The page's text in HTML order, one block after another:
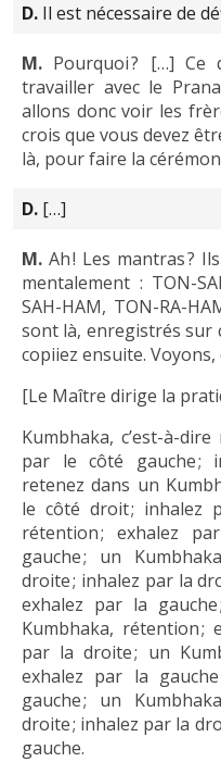
D. Il est nécessaire de
M. Pourquoi ? […] Ce
travailler avec le
allons donc voir les
crois que vous devez
là, pour faire la
D. […]
M. Ah ! Les mantras ?
mentalement : TON-
SAH-HAM, TON-RA-
sont là, enregistrés sur
copiiez ensuite. Voyons,
[Le Maître dirige la
Kumbhaka, c’est-à-
par le côté gauche ;
retenez dans un
le côté droit ; inhalez
rétention ; exhalez
gauche ; un
droite ; inhalez par la
exhalez par la
Kumbhaka, rétention ;
par la droite ; un
exhalez par la
gauche ; un
droite ; inhalez par la
gauche.